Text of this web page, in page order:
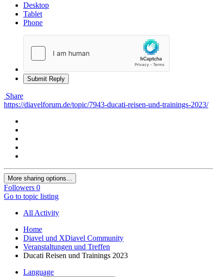
Desktop
Tablet
Phone
Submit Reply
Share
https://diavelforum.de/topic/7943-ducati-reisen-und-trainings-2023/
More sharing options...
Followers 0
Go to topic listing
All Activity
Home
Diavel und XDiavel Community
Veranstaltungen und Treffen
Ducati Reisen und Trainings 2023
Language